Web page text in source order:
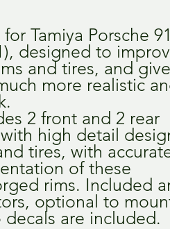
Tamiya Porsche
designed to
and tires, and give
more realistic
2 front and 2 rear
high detail
tires, with
of these
rims. Included
optional to
are included.